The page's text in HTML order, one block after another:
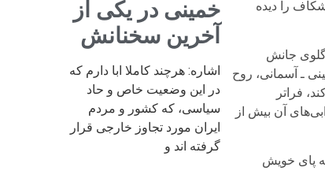
را دیده
گلوی جانش
ـ آسمانی، روح
فراتر
آن بیش از
پای خویش
خمینی در یکی از
آخرین سخنانش
اشاره: هرچند کاملا ابا دارم که
در این وضعیت خاص و حاد
سیاسی، که کشور و مردم
ایران مورد تجاوز خارجی قرار
گرفته اند و